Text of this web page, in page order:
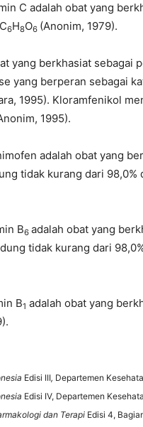
C adalah obat yang
6H8O6 (Anonim, 1979).
yang berkhasiat sebagai
yang berperan sebagai
1995). Kloramfenikol
1995).
adalah obat yang
tidak kurang dari 98,0%
B6 adalah obat yang
tidak kurang dari
B1 adalah obat yang
Edisi III, Departemen
Edisi IV, Departemen
dan Terapi Edisi 4,